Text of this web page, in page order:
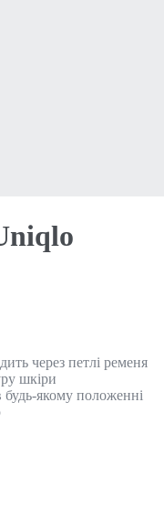
через петлі ременя
шкіри
будь-якому положенні